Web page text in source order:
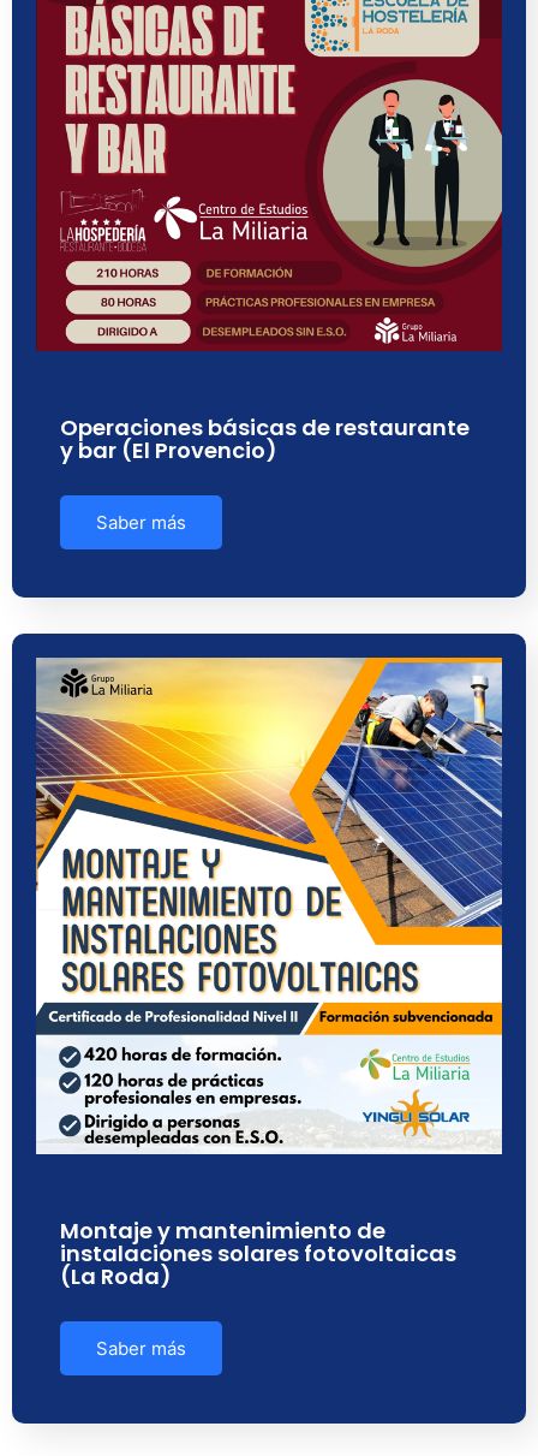
Operaciones básicas de restaurante
y bar (El Provencio)
Saber más
Montaje y mantenimiento de
instalaciones solares fotovoltaicas
(La Roda)
Saber más